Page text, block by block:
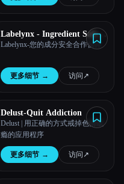
Labelynx - Ingredient Safety
Analyzer
Labelynx-您的成分安全合作伙伴
更多细节 → 访问 ↗︎
Delust-Quit Addiction
Delust | 用正确的方式戒掉色情成
瘾的应用程序
更多细节 → 访问 ↗︎